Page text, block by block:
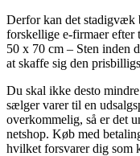
Derfor kan det stadigvæk
forskellige e-firmaer
50 x 70 cm – Sten inden
at skaffe sig den
Du skal ikke desto
sælger varer til en
overkommelig, så er det
netshop. Køb med
hvilket forsvarer dig som